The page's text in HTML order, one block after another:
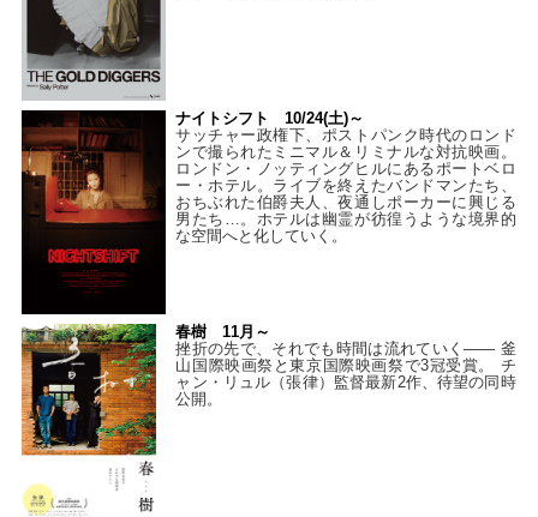
ナイトシフト 10/24(土)～
サッチャー政権下、ポストパンク時代のロンド
ンで撮られたミニマル＆リミナルな対抗映画。
ロンドン・ノッティングヒルにあるポートベロ
ー・ホテル。ライブを終えたバンドマンたち、
おちぶれた伯爵夫人、夜通しポーカーに興じる
男たち…。ホテルは幽霊が彷徨うような境界的
な空間へと化していく。
春樹 11月～
挫折の先で、それでも時間は流れていく—— 釜
山国際映画祭と東京国際映画祭で3冠受賞。 チ
ャン・リュル（張律）監督最新2作、待望の同時
公開。